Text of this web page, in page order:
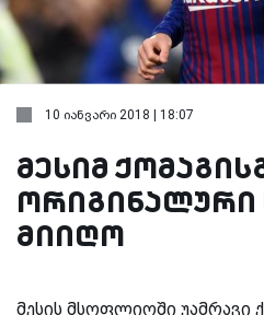
10 იანვარი 2018 | 18:07
მესიმ
ორიგინალური
მიიღო
მესის მსოფლიოში უამრავი